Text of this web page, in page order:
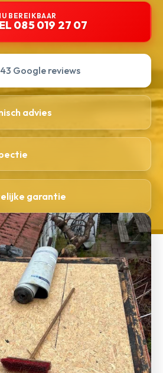
BEREIKBAAR
085 019 27 07
Google reviews
advies
garantie